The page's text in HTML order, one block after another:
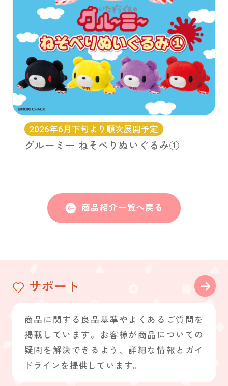
PRIZE 公式 Instagram
CAPSULE TOY 公式 X
CAPSULE TOY 公式 Instagram
プライバシーポリシー
2026年6月下旬より順次展開予定
グルーミー ねそべりぬいぐるみ①
商品紹介一覧へ戻る
サポート
商品に関する良品基準やよくあるご質問を
掲載しています。お客様が商品についての
疑問を解決できるよう、詳細な情報とガイ
ドラインを提供しています。